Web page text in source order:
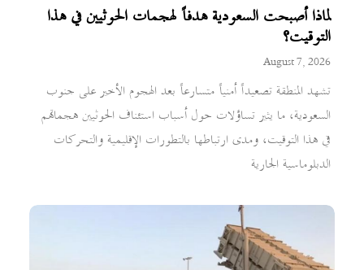
لماذا أصبحت السعودية هدفاً لهجمات الحوثيين في هذا
التوقيت؟
August 7, 2026
تشهد المنطقة تصعيداً أمنياً متسارعاً بعد الهجوم الأخير على جنوب
السعودية، ما يثير تساؤلات حول أسباب استئناف الحوثيين هجماتهم
في هذا التوقيت، ومدى ارتباطها بالتطورات الإقليمية والتحركات
الدبلوماسية الجارية